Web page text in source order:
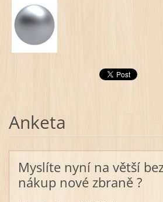
Anketa
Myslíte nyní na větší
nákup nové zbraně ?